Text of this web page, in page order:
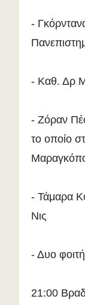
-
- Καθ. Δρ
- Ζόραν
το οποίο
- Τάμαρα
Νις
- Δυο
21:00